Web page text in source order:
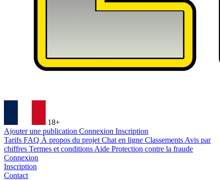
18+
Ajouter une publication Connexion Inscription
Tarifs FAQ À propos du projet Chat en ligne Classements Avis par
chiffres Termes et conditions Aide Protection contre la fraude
Connexion
Inscription
Contact